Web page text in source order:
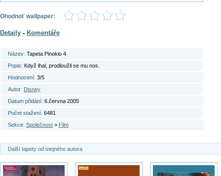
Ohodnoť wallpaper:
Detaily - Komentáře
Název: Tapeta Pinokio 4
Popis: Když lhal, prodloužil se mu nos.
Hodnocení: 3/5
Autor: Disney
Datum přidání: 6.června 2005
Počet stažení: 6481
Sekce: Společnost > Film
Další tapety od stejného autora